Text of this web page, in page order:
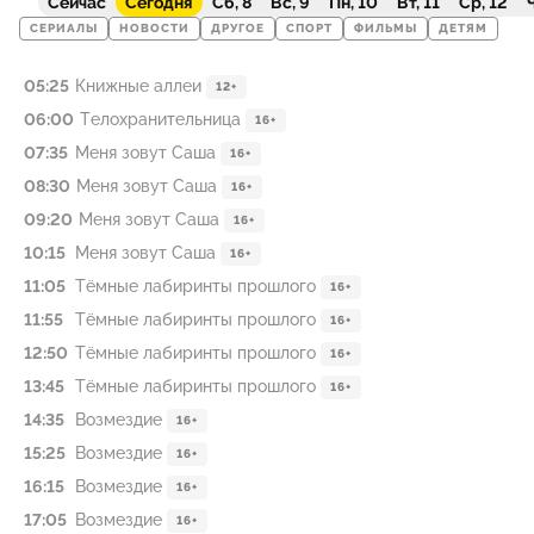
СЕРИАЛЫ НОВОСТИ ДРУГОЕ СПОРТ ФИЛЬМЫ ДЕТЯМ
05:25 Книжные аллеи 12+
06:00 Телохранительница 16+
07:35 Меня зовут Саша 16+
08:30 Меня зовут Саша 16+
09:20 Меня зовут Саша 16+
10:15 Меня зовут Саша 16+
11:05 Тёмные лабиринты прошлого 16+
11:55 Тёмные лабиринты прошлого 16+
12:50 Тёмные лабиринты прошлого 16+
13:45 Тёмные лабиринты прошлого 16+
14:35 Возмездие 16+
15:25 Возмездие 16+
16:15 Возмездие 16+
17:05 Возмездие 16+